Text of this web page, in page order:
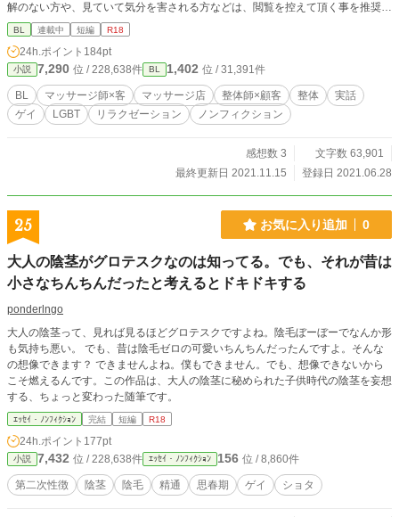
解のない方や、見ていて気分を害される方などは、閲覧を控えて頂く事を推奨し
ます。
BL 連載中 短編 R18
24h.ポイント 184pt
小説 7,290 位 / 228,638件 BL 1,402 位 / 31,391件
BL マッサージ師×客 マッサージ店 整体師×顧客 整体
実話
ゲイ
LGBT リラクゼーション ノンフィクション
感想数 3
文字数 63,901
最終更新日 2021.11.15
登録日 2021.06.28
25 お気に入り追加 0
大人の陰茎がグロテスクなのは知ってる。でも、それが昔は
小さなちんちんだったと考えるとドキドキする
ponderlngo
大人の陰茎って、見れば見るほどグロテスクですよね。陰毛ぼーぼーでなんか形
も気持ち悪い。 でも、昔は陰毛ゼロの可愛いちんちんだったんですよ。そんな
の想像できます？ できませんよね。僕もできません。でも、想像できないから
こそ燃えるんです。この作品は、大人の陰茎に秘められた子供時代の陰茎を妄想
する、ちょっと変わった随筆です。
ｴｯｾｲ・ﾉﾝﾌｨｸｼｮﾝ 完結 短編 R18
24h.ポイント 177pt
小説 7,432 位 / 228,638件 ｴｯｾｲ・ﾉﾝﾌｨｸｼｮﾝ 156 位 / 8,860件
第二次性徴 陰茎 陰毛 精通 思春期 ゲイ ショタ